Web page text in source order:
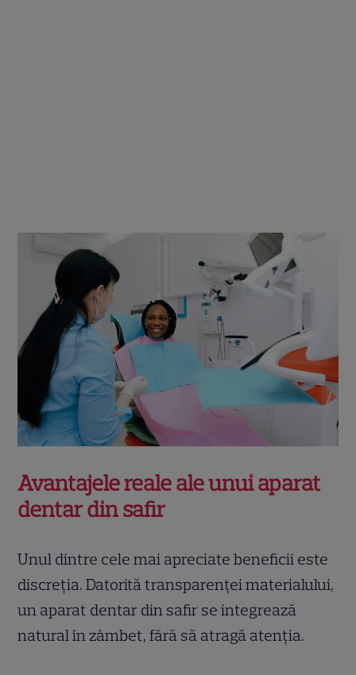
Avantajele reale ale unui aparat
dentar din safir
Unul dintre cele mai apreciate beneficii este
discreția. Datorită transparenței materialului,
un aparat dentar din safir se integrează
natural în zâmbet, fără să atragă atenția.